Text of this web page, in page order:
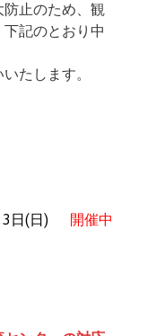
止のため、観
記のとおり 中
たします。
日(日)
開催中